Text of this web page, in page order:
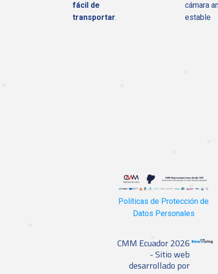
fácil de
transportar.
cámara
estable
Políticas de Protección de
Datos Personales
CMM Ecuador 2026
- Sitio web
desarrollado por